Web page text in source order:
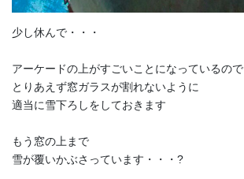
少し休んで・・・
アーケードの上がすごいことになっているので
とりあえず窓ガラスが割れないように
適当に雪下ろしをしておきます
もう窓の上まで
雪が覆いかぶさっています・・・?